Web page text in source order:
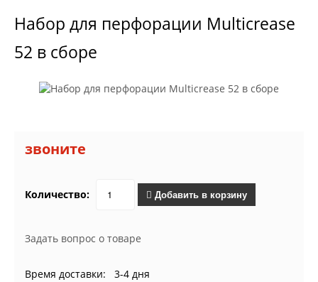
Набор для перфорации Multicrease
52 в сборе
звоните
Количество: Добавить в корзину
Задать вопрос о товаре
Время доставки: 3-4 дня